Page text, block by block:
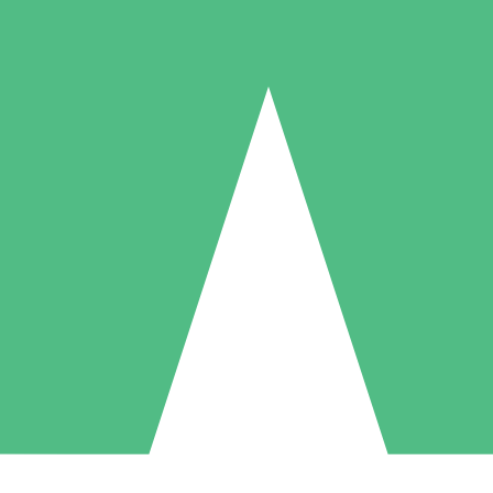
Individuelle Credit-Pakete
nach Bedarf mit Download-Credits. Keine monatliche Verpflichtung